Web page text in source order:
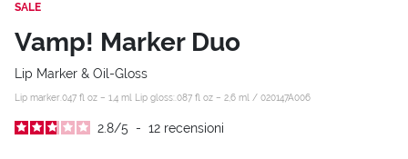
SALE
Vamp! Marker Duo
Lip Marker & Oil-Gloss
Lip marker.047 fl oz – 1,4 ml Lip gloss:.087 fl oz – 2,6 ml / 020147A006
2.8/5 - 12 recensioni